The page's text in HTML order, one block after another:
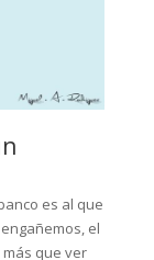
es al que
el
que ver